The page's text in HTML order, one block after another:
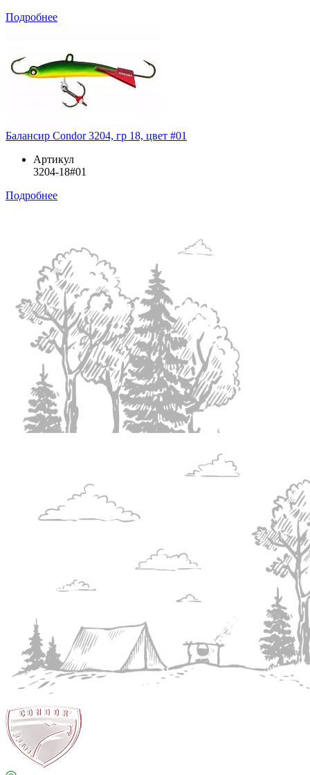
Подробнее
Балансир Condor 3204, гр 18, цвет #01
Артикул
3204-18#01
Подробнее